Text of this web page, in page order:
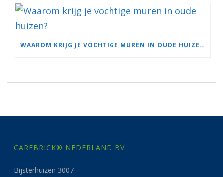
WAAROM KRIJG JE VOCHTIGE MUREN IN OUDE HUIZEN?
CAREBRICK® NEDERLAND BV
Bijsterhuizen 3007